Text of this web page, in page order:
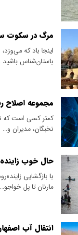
مرگ در سکوت
اینجا باد که
باستان‌شناس
مجموعه اصلاح
کمتر کسی است که
نخبگان، مدیران و…
حال خوب
مارنان تا پل خواجو…
انتقال آب